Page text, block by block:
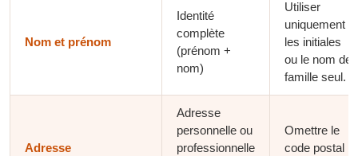
Nom et prénom
Identité
complète
(prénom +
nom)
Utiliser
uniquement
les initiales
ou le nom de
famille seul.
Adresse
Adresse
personnelle ou
professionnelle
Omettre le
code postal